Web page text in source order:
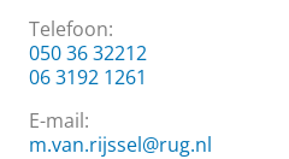
Telefoon:
050 36 32212
06 3192 1261
E-mail:
m.van.rijssel@rug.nl